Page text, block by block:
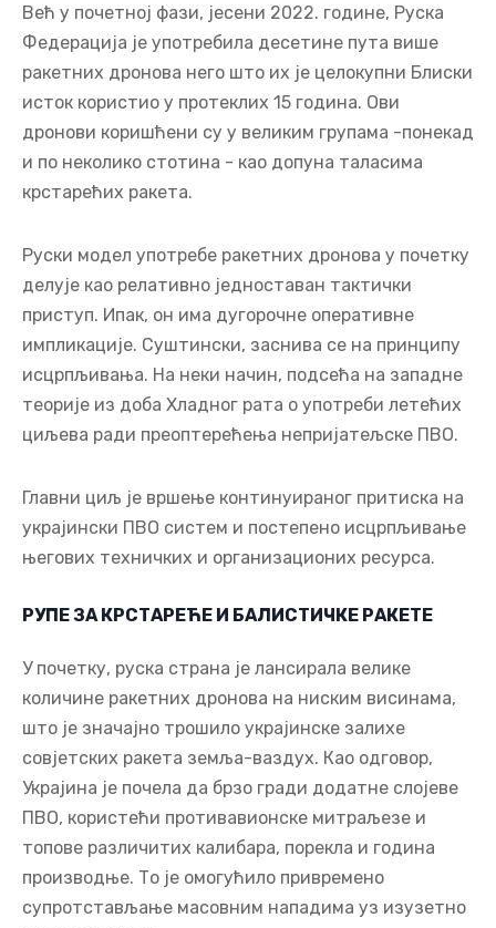
Већ у почетној фази, јесени 2022. године, Руска
Федерација је употребила десетине пута више
ракетних дронова него што их је целокупни Блиски
исток користио у протеклих 15 година. Ови
дронови коришћени су у великим групама -понекад
и по неколико стотина - као допуна таласима
крстарећих ракета.
Руски модел употребе ракетних дронова у почетку
делује као релативно једноставан тактички
приступ. Ипак, он има дугорочне оперативне
импликације. Суштински, заснива се на принципу
исцрпљивања. На неки начин, подсећа на западне
теорије из доба Хладног рата о употреби летећих
циљева ради преоптерећења непријатељске ПВО.
Главни циљ је вршење континуираног притиска на
украјински ПВО систем и постепено исцрпљивање
његових техничких и организационих ресурса.
РУПЕ ЗА КРСТАРЕЋЕ И БАЛИСТИЧКЕ РАКЕТЕ
У почетку, руска страна је лансирала велике
количине ракетних дронова на ниским висинама,
што је значајно трошило украјинске залихе
совјетских ракета земља-ваздух. Као одговор,
Украјина је почела да брзо гради додатне слојеве
ПВО, користећи противавионске митраљезе и
топове различитих калибара, порекла и година
производње. То је омогућило привремено
супротстављање масовним нападима уз изузетно